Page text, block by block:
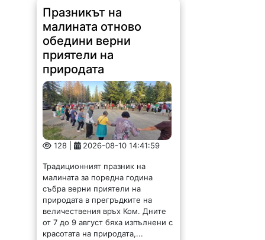
Празникът на
малината отново
обедини верни
приятели на
природата
128 | 2026-08-10 14:41:59
Традиционният празник на
малината за поредна година
събра верни приятели на
природата в прегръдките на
величествения връх Ком. Дните
от 7 до 9 август бяха изпълнени с
красотата на природата,...